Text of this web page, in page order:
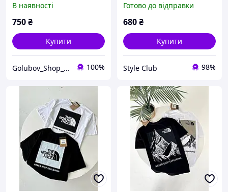
бейсболка літня ТНФ
футболка на літо біла Зе
В наявності
750₴
Купити
Golubov_Shop_UA 100%
XS
Готово до відправки
680₴
Купити
Style Club 98%